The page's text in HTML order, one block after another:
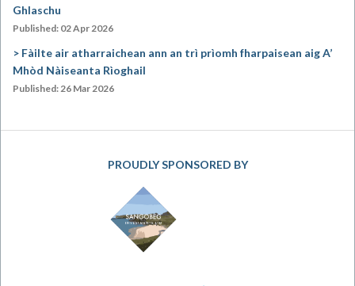
Ghlaschu
Published: 02 Apr 2026
Fàilte air atharraichean ann an trì prìomh fharpaisean aig A’
Mhòd Nàiseanta Rìoghail
Published: 26 Mar 2026
PROUDLY SPONSORED BY